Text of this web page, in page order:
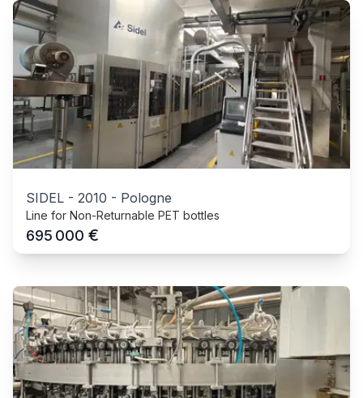
SIDEL - 2010 - Pologne
Line for Non-Returnable PET bottles
695 000 €